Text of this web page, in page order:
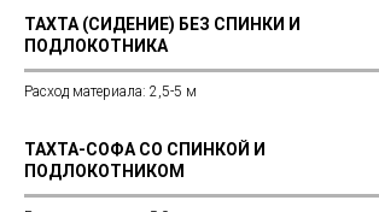
ТАХТА (СИДЕНИЕ) БЕЗ СПИНКИ И
ПОДЛОКОТНИКА
Расход материала: 2,5-5 м
ТАХТА-СОФА СО СПИНКОЙ И
ПОДЛОКОТНИКОМ